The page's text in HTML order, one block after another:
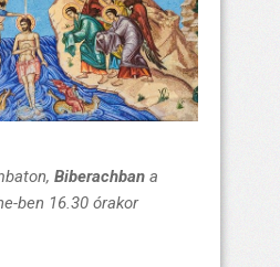
Biberachban a
ben 16.30 órakor